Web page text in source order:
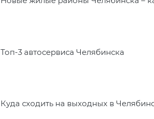
Топ-3 автосервиса Челябинска
Куда сходить на выходных в